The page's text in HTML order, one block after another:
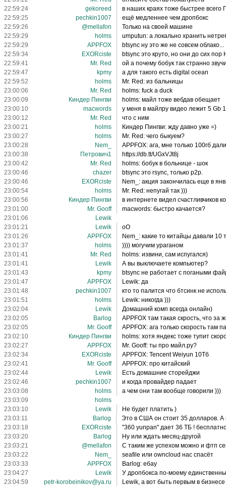
22:59:24
gekoreed
в наших краях тоже быстрее всего
22:59:25
pechkin1007
ещё медленнее чем дропбокс
22:59:26
@mellafon
Только на своей машине
22:59:29
holms
umputun: а локально хранить
22:59:29
APPFOX
btsync ну это же не совсем облако...
22:59:34
EXORciste
btsync это круто, но они до сих
22:59:41
Mr. Red
ой а почему бобук так странно
22:59:47
kpmy
а для такого есть digital ocean
22:59:52
holms
Mr. Red: из бальницы
23:00:06
Mr. Red
holms: fuck a duck
23:00:09
Киндер Пингви
holms: майл тоже вебдав обещает
23:00:10
macwords
у меня в майлру видео лежит 5 Gb
23:00:12
Mr. Red
что с ним
23:00:21
holms
Киндер Пингви: жду давно уже =)
23:00:27
holms
Mr. Red: чего быкуем?
23:00:28
Nem_
APPFOX: ага, мне только 100гб дали
23:00:38
Петрович1
https://db.tt/UGxVJt8j
23:00:42
Mr. Red
holms: бобук в больнице - шок
23:00:46
chazer
btsync это rsync, только p2p.
23:00:46
EXORciste
Nem_: акция закончилась еще в
23:00:54
holms
Mr. Red: непугай так )))
23:00:56
Киндер Пингви
в интернете видел счастливчиков
23:01:00
Mr. Gooff
macwords: быстро качается?
23:01:06
Lewik
23:01:21
Lewik
оО
23:01:26
APPFOX
Nem_: какие то китайцы давали 10
23:01:37
holms
)))) могучим ураганом
23:01:41
Mr. Red
holms: извини, сам испугался)
23:01:41
Lewik
А вы выключаете компьютер?
23:01:43
kpmy
btsync не работает с погаными
23:01:47
APPFOX
Lewik: да
23:01:48
pechkin1007
кто то палится что бтсинк не
23:01:51
holms
Lewik: никогда )))
23:02:04
Lewik
Домашний комп всегда онлайн)
23:02:05
Barlog
APPFOX там такая скрость, что за
23:02:05
Mr. Gooff
APPFOX: ага только скорость там
23:02:10
Киндер Пингви
holms: хотя яндекс тоже тупит
23:02:27
APPFOX
Mr. Gooff: ты про майл.ру?
23:02:34
EXORciste
APPFOX: Tencent Weiyun 10Тб
23:02:41
Mr. Gooff
APPFOX: про китайский
23:02:44
Lewik
Есть домашние сторейджи
23:02:46
pechkin1007
и когда провайдер падает
23:03:08
holms
а чем они там вообще говорили )))
23:03:09
holms
23:03:10
Lewik
Не будет платить )
23:03:11
Barlog
Это в США он стоит 35 долларов.
23:03:18
EXORciste
"360 yunpan" дает 36 ТБ !
23:03:20
Barlog
Ну или ждать месяц-другой
23:03:21
@mellafon
С таким же успехом можно и фтп
23:03:22
Nem_
seafile или owncloud нас спасёт
23:03:33
APPFOX
Barlog: ебау
23:04:27
Lewik
У дропбокса по-моему
23:04:59
petr-korobeinikov@ya.ru Lewik, а вот быть первым в